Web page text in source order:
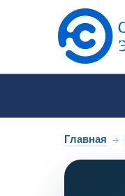
Главная →